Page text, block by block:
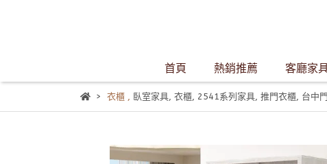
首頁 熱銷推薦 客廳家
衣櫃, 臥室家具, 衣櫃, 2541系列家具, 推門衣櫃, 台中